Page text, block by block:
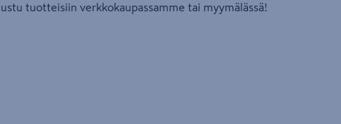
tuotteisiin verkkokaupassamme tai myymälässä!